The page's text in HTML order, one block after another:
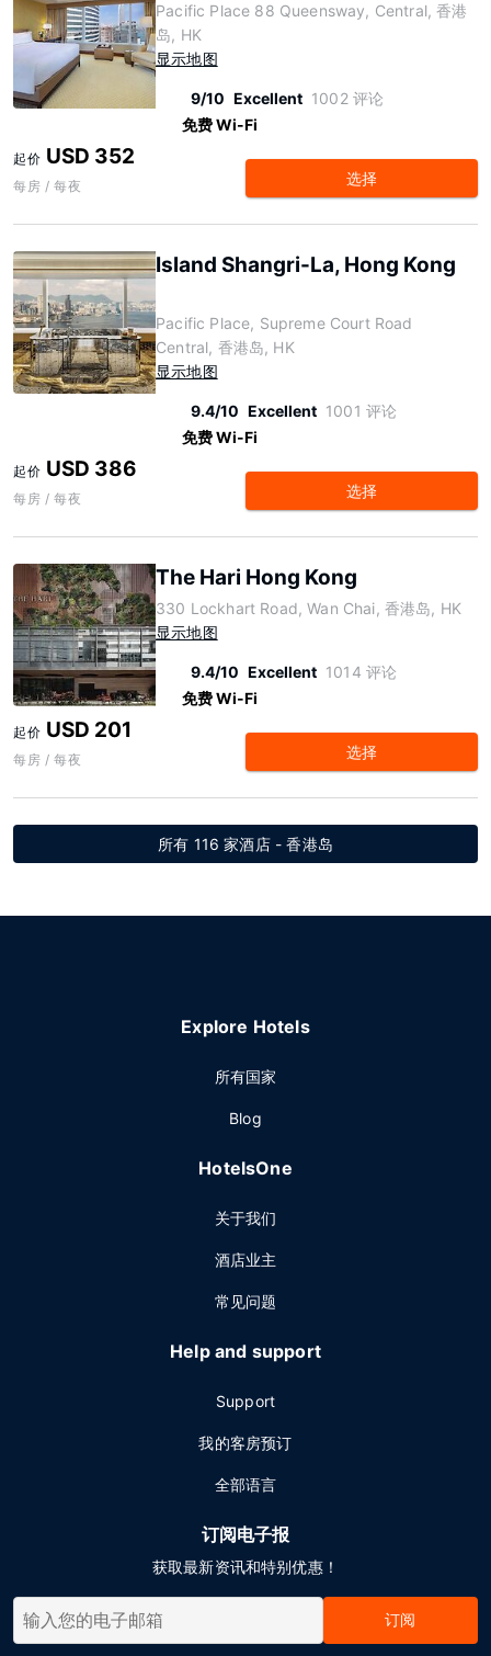
Pacific Place 88 Queensway, Central, 香港
岛, HK
显示地图
9/10 Excellent 1002 评论
免费 Wi-Fi
起价 USD 352
每房 / 每夜 选择
Island Shangri-La, Hong Kong
Pacific Place, Supreme Court Road
Central, 香港岛, HK
显示地图
9.4/10 Excellent 1001 评论
免费 Wi-Fi
起价 USD 386
每房 / 每夜 选择
The Hari Hong Kong
330 Lockhart Road, Wan Chai, 香港岛, HK
显示地图
9.4/10 Excellent 1014 评论
免费 Wi-Fi
起价 USD 201
每房 / 每夜 选择
所有 116 家酒店 - 香港岛
Explore Hotels
所有国家
Blog
HotelsOne
关于我们
酒店业主
常见问题
Help and support
Support
我的客房预订
全部语言
订阅电子报
获取最新资讯和特别优惠！
订阅